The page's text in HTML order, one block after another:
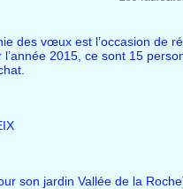
des vœux est l’occasion de
2015, ce sont 15
son jardin Vallée de la